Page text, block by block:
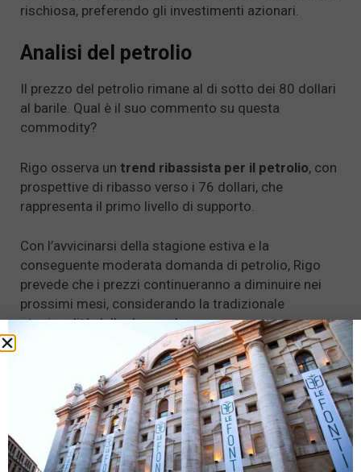
rischiosa, preferendo gli investimenti azionari.
Analisi del petrolio
Il prezzo del petrolio rimane al di sotto dei 80 dollari
al barile. Qual è il suo commento su questa
commodity?
Rigo osserva un trend ribassista per il petrolio, con
prospettive di ribasso verso i 76 dollari, che
rappresenta il primo livello di supporto.
Con l’avvicinarsi della stagione estiva e la
conseguente moderata domanda di petrolio, Rigo
prevede che i prezzi continueranno a diminuire nei
prossimi mesi, considerando la tradizionale
stagionalità della domanda.
Prospettive di mercato
Qual è la sua opinione sull’andamento recente dei
mercati azionari e quali sono le prospettive a breve
termine?